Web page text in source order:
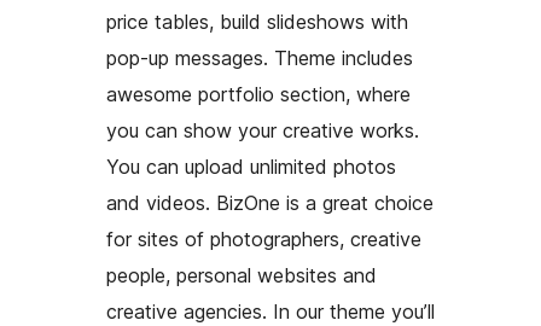
price tables, build slideshows with
pop-up messages. Theme includes
awesome portfolio section, where
you can show your creative works.
You can upload unlimited photos
and videos. BizOne is a great choice
for sites of photographers, creative
people, personal websites and
creative agencies. In our theme you’ll